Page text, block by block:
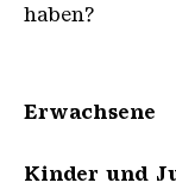
haben?
5
Kinder und